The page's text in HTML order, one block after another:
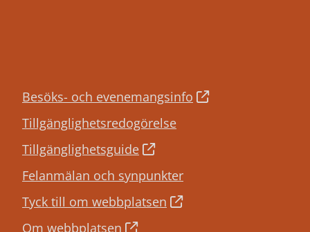
Besöks- och evenemangsinfo
Tillgänglighetsredogörelse
Tillgänglighetsguide
Felanmälan och synpunkter
Tyck till om webbplatsen
Om webbplatsen